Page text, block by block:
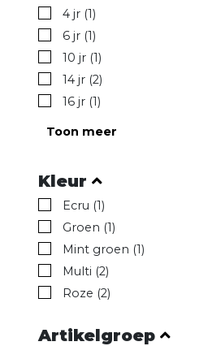
4 jr (1)
6 jr (1)
10 jr (1)
14 jr (2)
16 jr (1)
Toon meer
Kleur
Ecru (1)
Groen (1)
Mint groen (1)
Multi (2)
Roze (2)
Artikelgroep